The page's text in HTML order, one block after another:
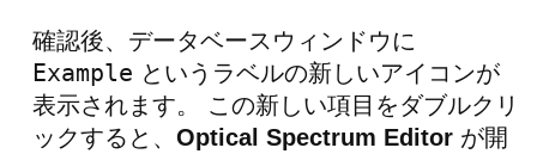
確認後、データベースウィンドウに
Example というラベルの新しいアイコンが
表示されます。 この新しい項目をダブルクリ
ックすると、 Optical Spectrum Editor が開